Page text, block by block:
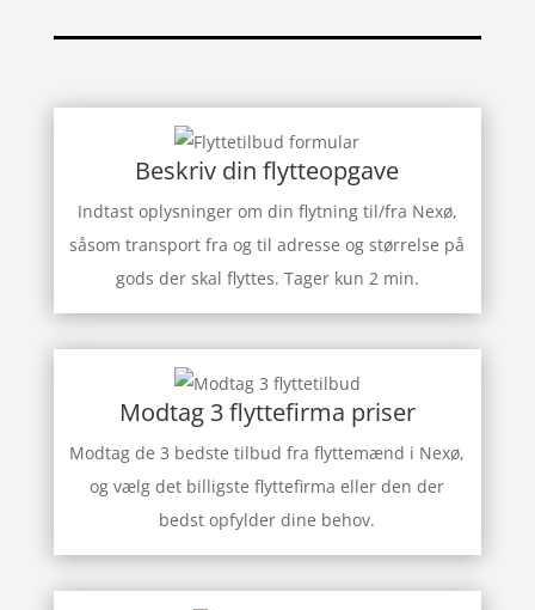
Beskriv din flytteopgave
Indtast oplysninger om din flytning til/fra Nexø,
såsom transport fra og til adresse og størrelse på
gods der skal flyttes. Tager kun 2 min.
Modtag 3 flyttefirma priser
Modtag de 3 bedste tilbud fra flyttemænd i Nexø,
og vælg det billigste flyttefirma eller den der
bedst opfylder dine behov.